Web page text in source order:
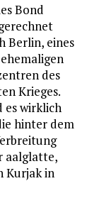
Bond
Berlin, eines
des
Krieges.
es wirklich
hinter dem
aalglatte,
Kurjak in